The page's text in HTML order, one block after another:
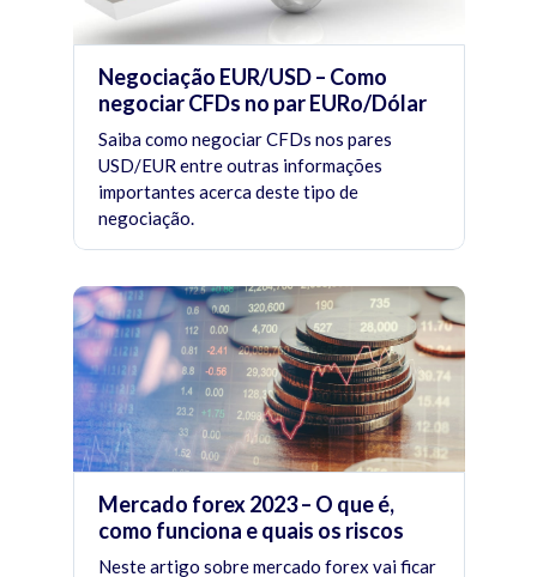
Negociação EUR/USD – Como
negociar CFDs no par EURo/Dólar
Saiba como negociar CFDs nos pares
USD/EUR entre outras informações
importantes acerca deste tipo de
negociação.
Mercado forex 2023 – O que é,
como funciona e quais os riscos
Neste artigo sobre mercado forex vai ficar